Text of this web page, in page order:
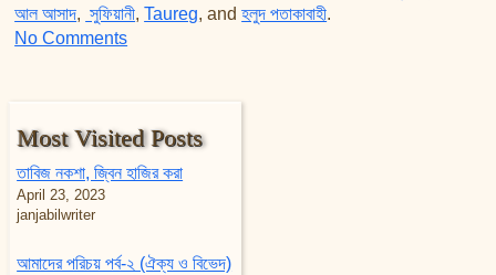
আল আসাদ, সুফিয়ানী,Taureg, andহলুদ পতাকাবাহী.
No Commentson ভবিষ্যত বিশ্ব পরিস্থিতি
Most Visited Posts
তাবিজ নকশা, জ্বিন হাজির করা
April 23, 2023
janjabilwriter
আমাদের পরিচয় পর্ব-২ (ঐক্য ও বিভেদ)